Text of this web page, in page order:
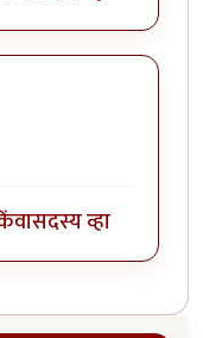
सदस्य व्हा